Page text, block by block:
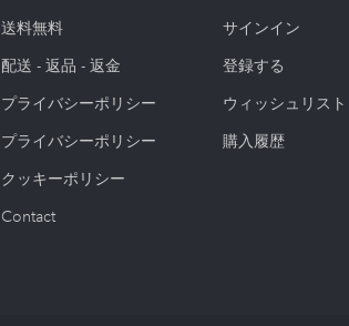
送料無料
配送 - 返品 - 返金
プライバシーポリシー
プライバシーポリシー
クッキーポリシー
Contact
サインイン
登録する
ウィッシュリスト
購入履歴